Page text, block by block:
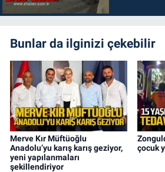
Bunlar da ilginizi çekebilir
Merve Kır Müftüoğlu
Anadolu’yu karış karış geziyor,
yeni yapılanmaları
şekillendiriyor
çocuk